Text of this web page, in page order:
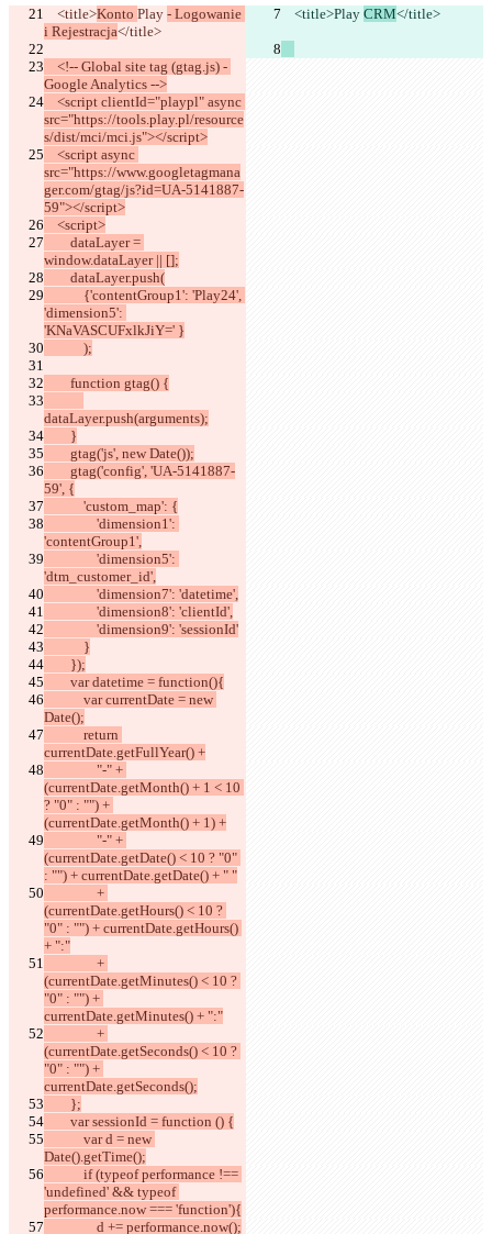
    <title>
Konto Play - Logowanie
i Rejestracja</title>
    <title>
Play CRM</title>
Google Analytics -->
src="https://tools.play.pl/resource
s/dist/mci/mci.js"></script>
src="https://www.googletagmana
ger.com/gtag/js?id=UA-5141887-
59"></script>
    <script>
window.dataLayer || [];
        dataLayer.push(
'dimension5':
'KNaVASCUFxlkJiY=' }
            );
        function gtag() {
dataLayer.push(arguments);
        }
        gtag('js', new Date());
59', {
            'custom_map': {
'contentGroup1',
'dtm_customer_id',
                'dimension7': 'datetime',
                'dimension8': 'clientId',
                'dimension9': 'sessionId'
            }
        });
        var datetime = function(){
Date();
currentDate.getFullYear() +
(currentDate.getMonth() + 1 < 10
? "0" : "") +
(currentDate.getMonth() + 1) +
(currentDate.getDate() < 10 ? "0"
: "") + currentDate.getDate() + " "
(currentDate.getHours() < 10 ?
"0" : "") + currentDate.getHours()
+ ":"
(currentDate.getMinutes() < 10 ?
"0" : "") +
currentDate.getMinutes() + ":"
(currentDate.getSeconds() < 10 ?
"0" : "") +
currentDate.getSeconds();
        };
        var sessionId = function () {
Date().getTime();
'undefined' && typeof
performance.now === 'function'){
                d += performance.now();